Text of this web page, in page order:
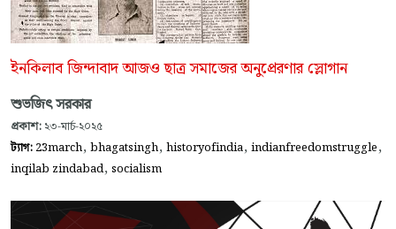
ইনকিলাব জিন্দাবাদ আজও ছাত্র সমাজের অনুপ্রেরণার স্লোগান
শুভজিৎ সরকার
প্রকাশ: ২৩-মার্চ-২০২৫
ট্যাগ: 23march, bhagatsingh, historyofindia, indianfreedomstruggle,
inqilab zindabad, socialism